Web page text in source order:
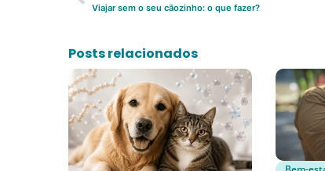
Viajar sem o seu cãozinho: o que fazer?
Posts relacionados